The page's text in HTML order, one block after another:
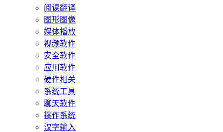
阅读翻译
图形图像
媒体播放
视频软件
安全软件
应用软件
硬件相关
系统工具
聊天软件
操作系统
汉字输入